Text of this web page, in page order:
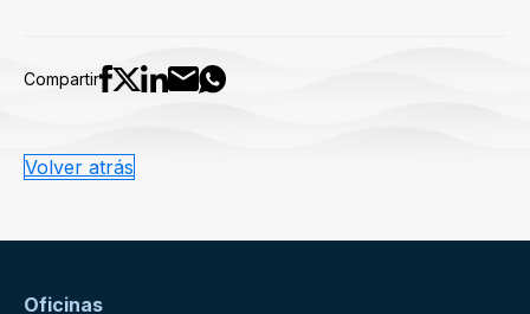
Compartir
Volver atrás
Oficinas